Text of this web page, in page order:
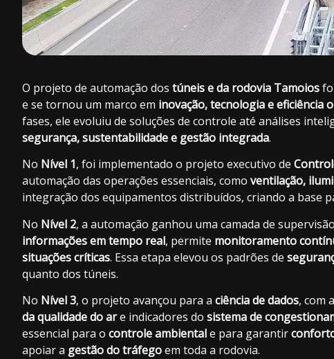
O projeto de automação dos túneis e da rodovia Tamoios
e se tornou um marco em inovação, tecnologia e eficiência
fases, ele evoluiu de soluções de controle até análises
segurança, sustentabilidade e gestão integrada.
No Nível 1, foi implementado o projeto executivo de
automação das operações essenciais, como ventilação,
integração dos equipamentos distribuídos, criando a base
No Nível 2, a automação ganhou uma camada de
informações em tempo real, permite monitoramento
situações críticas. Essa etapa elevou os padrões de
quanto dos túneis.
No Nível 3, o projeto avançou para a ciência de dados, com
da qualidade do are indicadores do sistema de
essencial para o controle ambientale para garantir
apoiar a gestão do tráfegoem toda a rodovia.